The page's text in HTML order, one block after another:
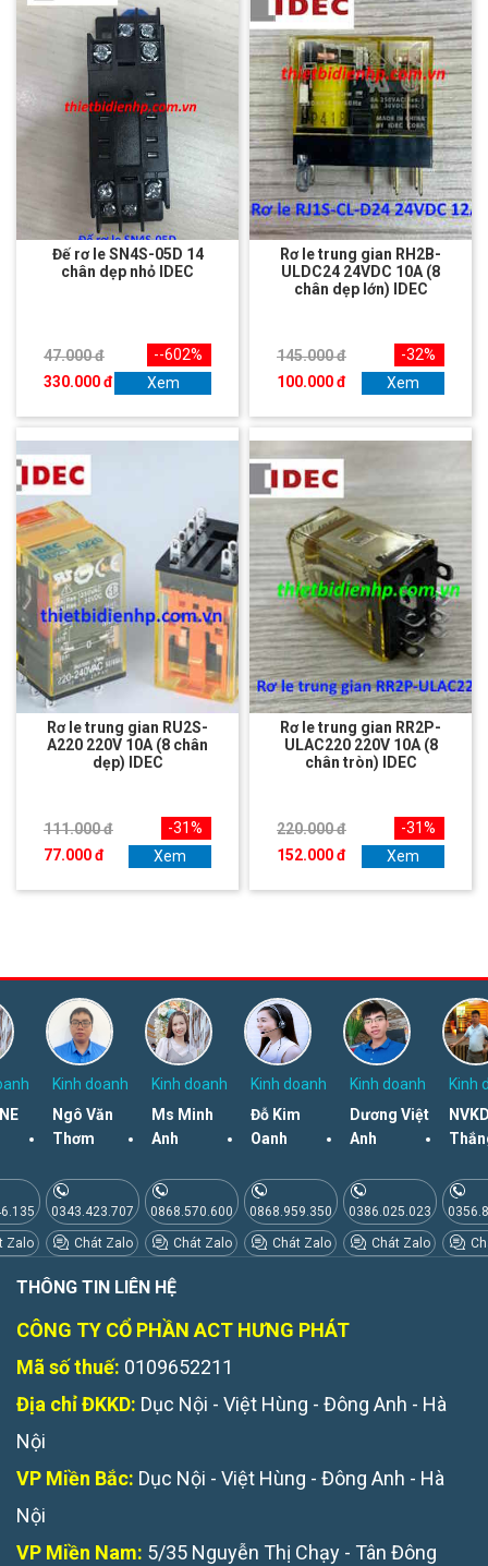
Đế rơ le SN4S-05D 14
chân dẹp nhỏ IDEC
47.000 đ
330.000 đ
--602%
Xem
Rơ le trung gian RH2B-
ULDC24 24VDC 10A (8
chân dẹp lớn) IDEC
145.000 đ
100.000 đ
-32%
Xem
Rơ le trung gian RU2S-
A220 220V 10A (8 chân
dẹp) IDEC
111.000 đ
77.000 đ
-31%
Xem
Rơ le trung gian RR2P-
ULAC220 220V 10A (8
chân tròn) IDEC
220.000 đ
152.000 đ
-31%
Xem
Zalo
Kinh doanh
Ngô Văn
Thơm
0343.423.707
Chát Zalo
Kinh doanh
Ms Minh
Anh
0868.570.600
Chát Zalo
Kinh doanh
Đỗ Kim
Oanh
0868.959.350
Chát Zalo
Kinh doanh
Dương Việt
Anh
0386.025.023
Chát Zalo
Kinh
THÔNG TIN LIÊN HỆ
CÔNG TY CỔ PHẦN ACT HƯNG PHÁT
Mã số thuế: 0109652211
Địa chỉ ĐKKD: Dục Nội - Việt Hùng - Đông Anh - Hà
Nội
VP Miền Bắc: Dục Nội - Việt Hùng - Đông Anh - Hà
Nội
VP Miền Nam: 5/35 Nguyễn Thị Chạy - Tân Đông